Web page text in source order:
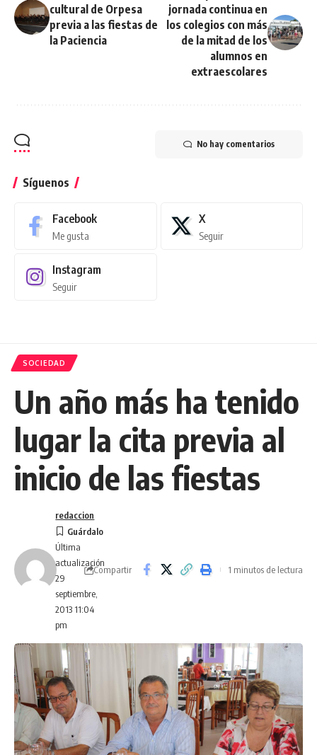
cultural de Orpesa
previa a las fiestas de
la Paciencia
jornada continua en
los colegios con más
de la mitad de los
alumnos en
extraescolares
No hay comentarios
Síguenos
Facebook
Me gusta
X
Seguir
Instagram
Seguir
SOCIEDAD
Un año más ha tenido
lugar la cita previa al
inicio de las fiestas
Última
actualización
29
septiembre,
2013 11:04
pm
redaccion
Compartir 1 minutos de lectura